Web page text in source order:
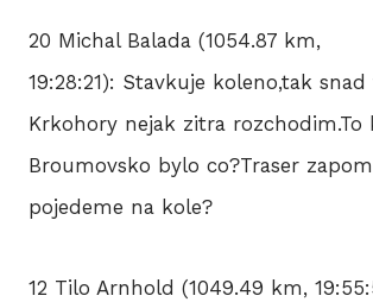
20 Michal Balada (1054.87 km,
19:28:21): Stavkuje koleno,tak
Krkohory nejak zitra rozchodim.To
Broumovsko bylo co?Traser
pojedeme na kole?
12 Tilo Arnhold (1049.49 km,